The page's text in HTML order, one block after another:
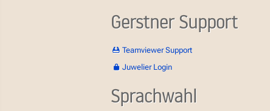
Gerstner Support
Teamviewer Support
Juwelier Login
Sprachwahl